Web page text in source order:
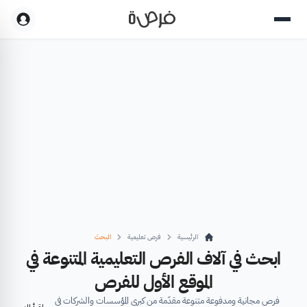
الرئيسية فرص تعليمية البحث
ابحث في آلاف الفرص التعليمية المتنوعة في
الموقع الأول للفرص
فرص مجانية ومدفوعة متنوعة مقدّمة من كبرى المؤسسات والشركات في